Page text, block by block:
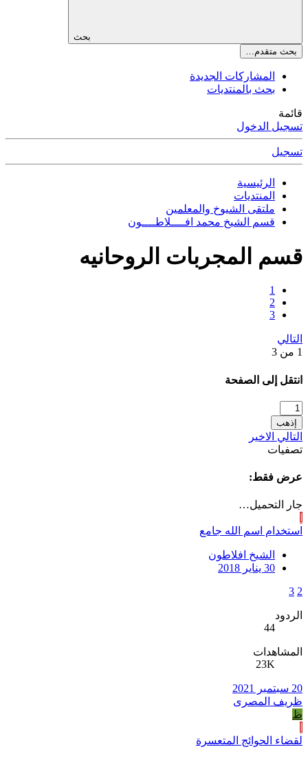
بحث
بحث متقدم…
المشاركات الجديدة
بحث بالمنتديات
قائمة
تسجيل الدخول
تسجيل
الرئيسية
المنتديات
ملتقى الشيوخ والمعلمين
قسم الشيخ محمد افــــلاطــــون
قسم المجربات الروحانيه
1
2
3
التالي
1 من 3
انتقل إلى الصفحة
إذهب
التالي الاخير
تصفيات
عرض فقط:
جار التحميل…
استخدام اسم الله جامع
الشيخ افلاطون
30 يناير 2018
2
3
الردود
44
المشاهدات
23K
20 سبتمبر 2021
ظريف المصرى
ظ
لقضاء الحوائج المتعسرة